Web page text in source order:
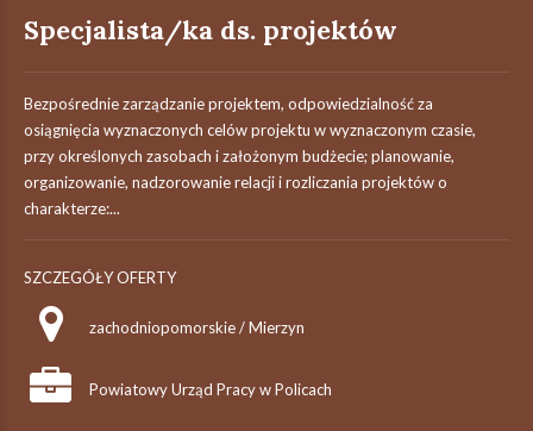
Specjalista/ka ds. projektów
Bezpośrednie zarządzanie projektem, odpowiedzialność za
osiągnięcia wyznaczonych celów projektu w wyznaczonym czasie,
przy określonych zasobach i założonym budżecie; planowanie,
organizowanie, nadzorowanie relacji i rozliczania projektów o
charakterze:...
SZCZEGÓŁY OFERTY
zachodniopomorskie / Mierzyn
Powiatowy Urząd Pracy w Policach